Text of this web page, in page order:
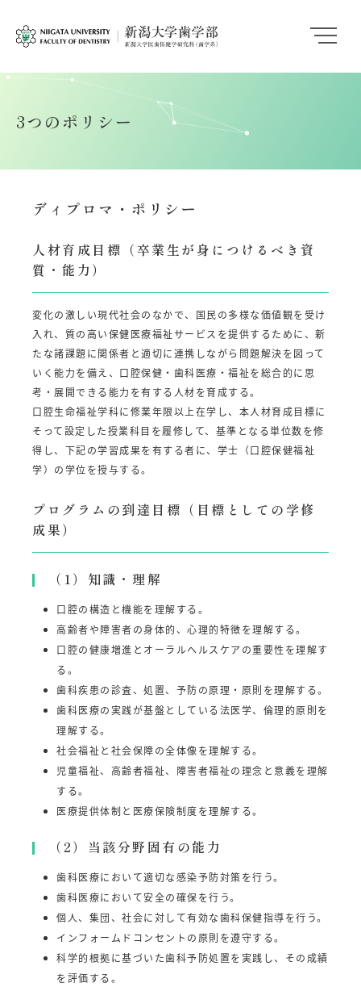
3つのポリシー
ディプロマ・ポリシー
人材育成目標（卒業生が身につけるべき資
質・能力）
変化の激しい現代社会のなかで、国民の多様な価値観を受け
入れ、質の高い保健医療福祉サービスを提供するために、新
たな諸課題に関係者と適切に連携しながら問題解決を図って
いく能力を備え、口腔保健・歯科医療・福祉を総合的に思
考・展開できる能力を有する人材を育成する。
口腔生命福祉学科に修業年限以上在学し、本人材育成目標に
そって設定した授業科目を履修して、基準となる単位数を修
得し、下記の学習成果を有する者に、学士（口腔保健福祉
学）の学位を授与する。
プログラムの到達目標（目標としての学修
成果）
（1）知識・理解
口腔の構造と機能を理解する。
高齢者や障害者の身体的、心理的特徴を理解する。
口腔の健康増進とオーラルヘルスケアの重要性を理解す
る。
歯科疾患の診査、処置、予防の原理・原則を理解する。
歯科医療の実践が基盤としている法医学、倫理的原則を
理解する。
社会福祉と社会保障の全体像を理解する。
児童福祉、高齢者福祉、障害者福祉の理念と意義を理解
する。
医療提供体制と医療保険制度を理解する。
（2）当該分野固有の能力
歯科医療において適切な感染予防対策を行う。
歯科医療において安全の確保を行う。
個人、集団、社会に対して有効な歯科保健指導を行う。
インフォームドコンセントの原則を遵守する。
科学的根拠に基づいた歯科予防処置を実践し、その成績
を評価する。